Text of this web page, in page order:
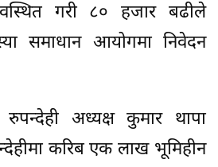
गरी ८० हजार बढीले
समाधान आयोगमा निवेदन
अध्यक्ष कुमार थापा
करिब एक लाख भूमिहीन